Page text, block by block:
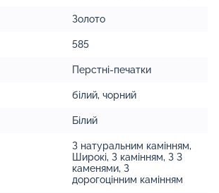
Золото
585
Перстні-печатки
білий, чорний
Білий
З натуральним камінням,
Широкі, З камінням, З 3
каменями, З
дорогоцінним камінням